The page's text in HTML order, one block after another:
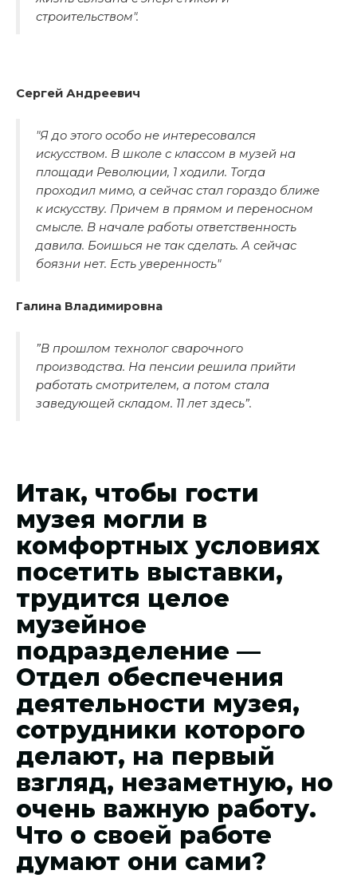
строительством".
Сергей Андреевич
"Я до этого особо не интересовался
искусством. В школе с классом в музей на
площади Революции, 1 ходили. Тогда
проходил мимо, а сейчас стал гораздо ближе
к искусству. Причем в прямом и переносном
смысле. В начале работы ответственность
давила. Боишься не так сделать. А сейчас
боязни нет. Есть уверенность"
Галина Владимировна
”В прошлом технолог сварочного
производства. На пенсии решила прийти
работать смотрителем, а потом стала
заведующей складом. 11 лет здесь”.
Итак, чтобы гости
музея могли в
комфортных условиях
посетить выставки,
трудится целое
музейное
подразделение —
Отдел обеспечения
деятельности музея,
сотрудники которого
делают, на первый
взгляд, незаметную, но
очень важную работу.
Что о своей работе
думают они сами?